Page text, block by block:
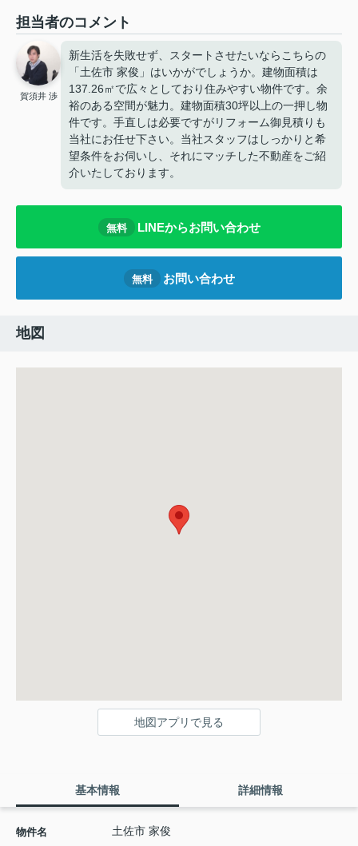
担当者のコメント
賀須井 渉
新生活を失敗せず、スタートさせたいならこちらの
「土佐市 家俊」はいかがでしょうか。建物面積は
137.26㎡で広々としており住みやすい物件です。余
裕のある空間が魅力。建物面積30坪以上の一押し物
件です。手直しは必要ですがリフォーム御見積りも
当社にお任せ下さい。当社スタッフはしっかりと希
望条件をお伺いし、それにマッチした不動産をご紹
介いたしております。
無料 LINEからお問い合わせ
無料 お問い合わせ
地図
地図アプリで見る
基本情報 詳細情報
物件名 土佐市 家俊